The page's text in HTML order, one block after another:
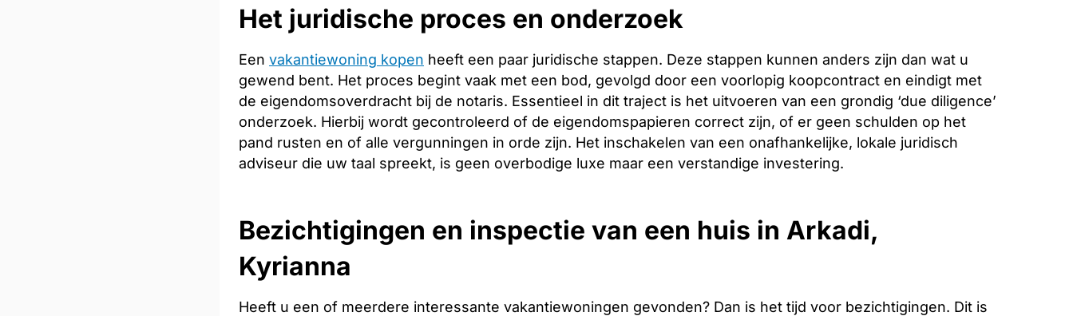
Het juridische proces en onderzoek
Een vakantiewoning kopen heeft een paar juridische stappen. Deze stappen kunnen anders zijn dan wat u
gewend bent. Het proces begint vaak met een bod, gevolgd door een voorlopig koopcontract en eindigt met
de eigendomsoverdracht bij de notaris. Essentieel in dit traject is het uitvoeren van een grondig ‘due diligence’
onderzoek. Hierbij wordt gecontroleerd of de eigendomspapieren correct zijn, of er geen schulden op het
pand rusten en of alle vergunningen in orde zijn. Het inschakelen van een onafhankelijke, lokale juridisch
adviseur die uw taal spreekt, is geen overbodige luxe maar een verstandige investering.
Bezichtigingen en inspectie van een huis in Arkadi,
Kyrianna
Heeft u een of meerdere interessante vakantiewoningen gevonden? Dan is het tijd voor bezichtigingen. Dit is